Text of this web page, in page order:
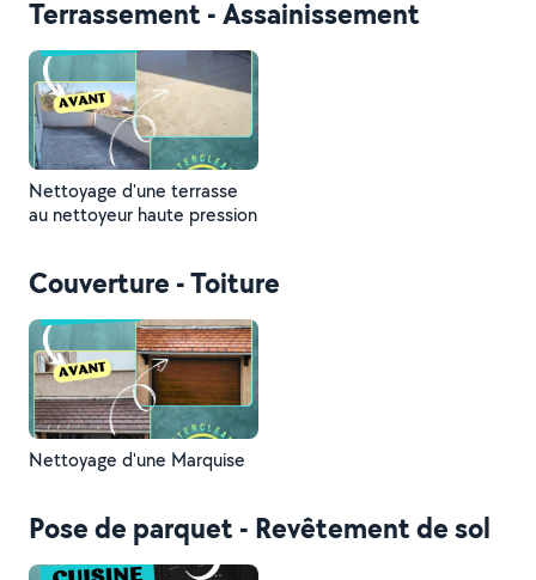
Terrassement - Assainissement
Nettoyage d'une terrasse
au nettoyeur haute pression
Couverture - Toiture
Nettoyage d'une Marquise
Pose de parquet - Revêtement de sol